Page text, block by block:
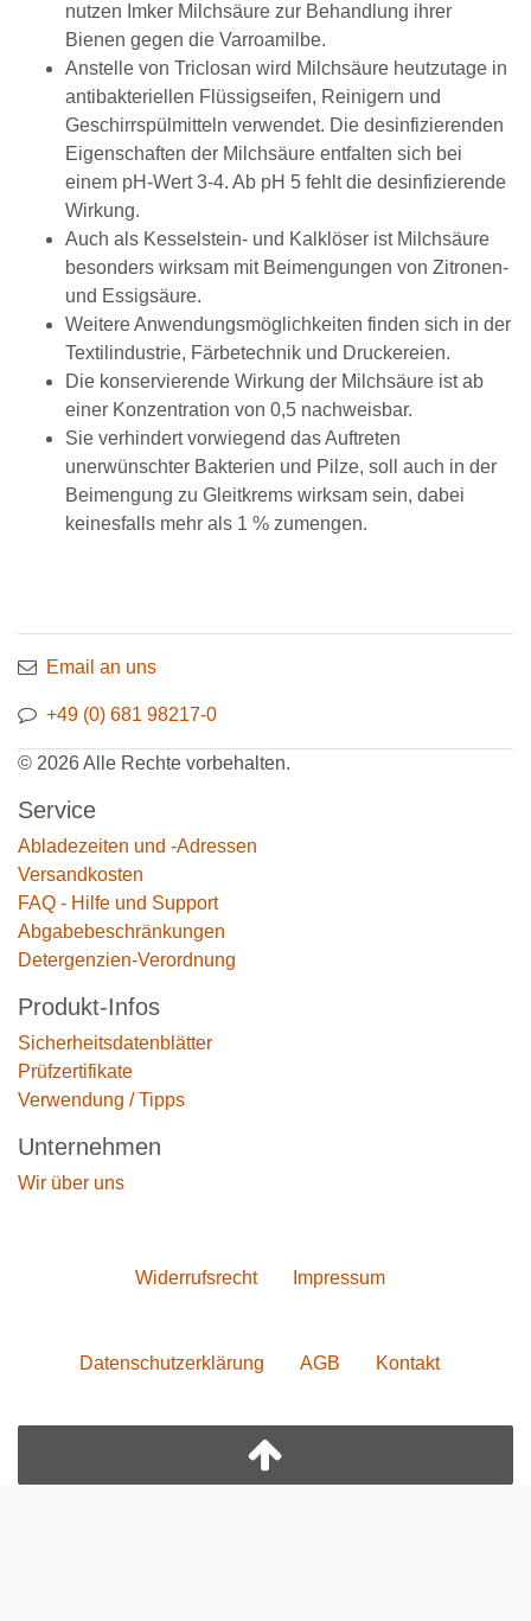
nutzen Imker Milchsäure zur Behandlung ihrer
Bienen gegen die Varroamilbe.
Anstelle von Triclosan wird Milchsäure heutzutage in
antibakteriellen Flüssigseifen, Reinigern und
Geschirrspülmitteln verwendet. Die desinfizierenden
Eigenschaften der Milchsäure entfalten sich bei
einem pH-Wert 3-4. Ab pH 5 fehlt die desinfizierende
Wirkung.
Auch als Kesselstein- und Kalklöser ist Milchsäure
besonders wirksam mit Beimengungen von Zitronen-
und Essigsäure.
Weitere Anwendungsmöglichkeiten finden sich in der
Textilindustrie, Färbetechnik und Druckereien.
Die konservierende Wirkung der Milchsäure ist ab
einer Konzentration von 0,5 nachweisbar.
Sie verhindert vorwiegend das Auftreten
unerwünschter Bakterien und Pilze, soll auch in der
Beimengung zu Gleitkrems wirksam sein, dabei
keinesfalls mehr als 1 % zumengen.
Email an uns
+49 (0) 681 98217-0
© 2026 Alle Rechte vorbehalten.
Service
Abladezeiten und -Adressen
Versandkosten
FAQ - Hilfe und Support
Abgabebeschränkungen
Detergenzien-Verordnung
Produkt-Infos
Sicherheitsdatenblätter
Prüfzertifikate
Verwendung / Tipps
Unternehmen
Wir über uns
Widerrufs­recht Impressum
Daten­schutz­erklärung AGB Kontakt